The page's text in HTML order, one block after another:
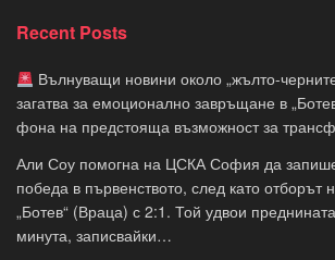
Recent Posts
Вълнуващи новини около „жълто-
загатва за емоционално завръщане в
фона на предстояща възможност за
Али Соу помогна на ЦСКА София да
победа в първенството, след като отборът
„Ботев“ (Враца) с 2:1. Той удвои
минута, записвайки…